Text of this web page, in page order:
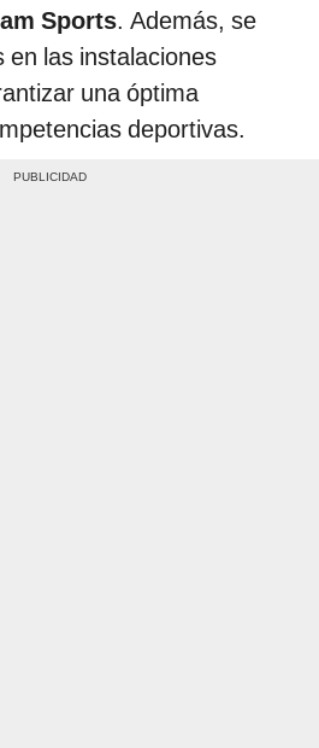
Sports. Además, se
las instalaciones
una óptima
deportivas.